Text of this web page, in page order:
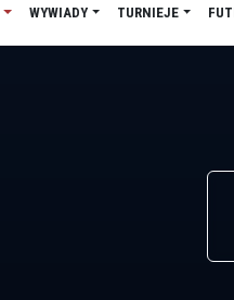
WYWIADY TURNIEJE